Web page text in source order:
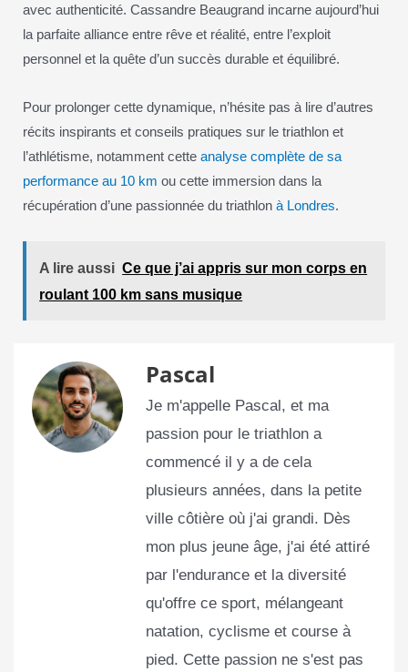
avec authenticité. Cassandre Beaugrand incarne aujourd’hui
la parfaite alliance entre rêve et réalité, entre l’exploit
personnel et la quête d’un succès durable et équilibré.
Pour prolonger cette dynamique, n’hésite pas à lire d’autres
récits inspirants et conseils pratiques sur le triathlon et
l’athlétisme, notamment cette analyse complète de sa
performance au 10 km ou cette immersion dans la
récupération d’une passionnée du triathlon à Londres.
A lire aussi Ce que j’ai appris sur mon corps en
roulant 100 km sans musique
Pascal
Je m'appelle Pascal, et ma
passion pour le triathlon a
commencé il y a de cela
plusieurs années, dans la petite
ville côtière où j'ai grandi. Dès
mon plus jeune âge, j'ai été attiré
par l'endurance et la diversité
qu'offre ce sport, mélangeant
natation, cyclisme et course à
pied. Cette passion ne s'est pas